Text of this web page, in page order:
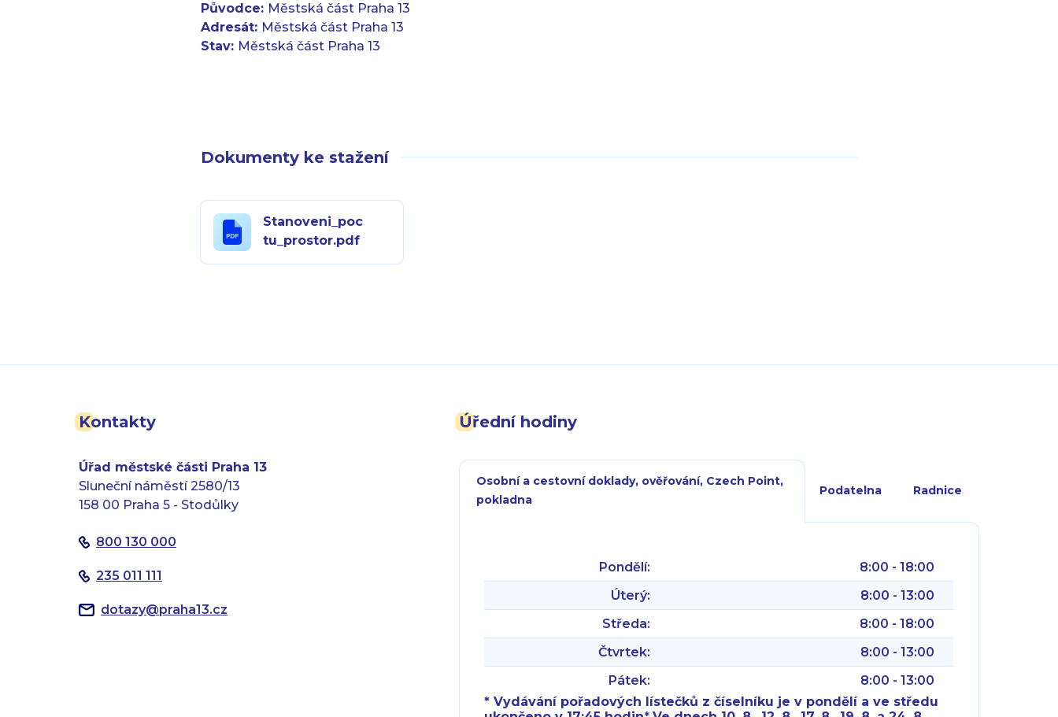
Původce: Městská část Praha 13
Adresát: Městská část Praha 13
Stav: Městská část Praha 13
Dokumenty ke stažení
Stanoveni_poc
tu_prostor.pdf
Kontakty
Úřad městské části Praha 13
Sluneční náměstí 2580/13
158 00 Praha 5 - Stodůlky
800 130 000
235 011 111
dotazy@praha13.cz
Úřední hodiny
Osobní a cestovní doklady, ověřování, Czech Point,
pokladna
Podatelna Radnice
Pondělí:
8:00 - 18:00
Úterý:
8:00 - 13:00
Středa:
8:00 - 18:00
Čtvrtek:
8:00 - 13:00
Pátek:
8:00 - 13:00
* Vydávání pořadových lístečků z číselníku je v pondělí a ve středu